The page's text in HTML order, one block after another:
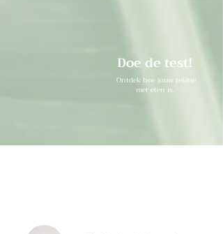
Doe de test!
Ontdek hoe jouw relatie
met eten is.